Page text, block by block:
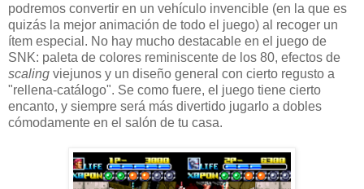
podremos convertir en un vehículo invencible (en la que es
quizás la mejor animación de todo el juego) al recoger un
ítem especial. No hay mucho destacable en el juego de
SNK: paleta de colores reminiscente de los 80, efectos de
scaling viejunos y un diseño general con cierto regusto a
"rellena-catálogo". Se como fuere, el juego tiene cierto
encanto, y siempre será más divertido jugarlo a dobles
cómodamente en el salón de tu casa.